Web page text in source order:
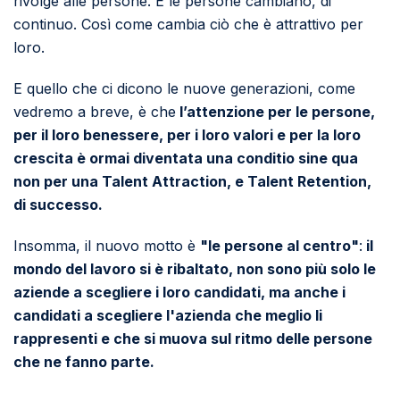
continuo. Così come cambia ciò che è attrattivo per
loro.
E quello che ci dicono le nuove generazioni, come
vedremo a breve, è che l’attenzione per le persone,
per il loro benessere, per i loro valori e per la loro
crescita è ormai diventata una conditio sine qua
non per una Talent Attraction, e Talent Retention,
di successo.
Insomma, il nuovo motto è "le persone al centro": il
mondo del lavoro si è ribaltato, non sono più solo le
aziende a scegliere i loro candidati, ma anche i
candidati a scegliere l'azienda che meglio li
rappresenti e che si muova sul ritmo delle persone
che ne fanno parte.